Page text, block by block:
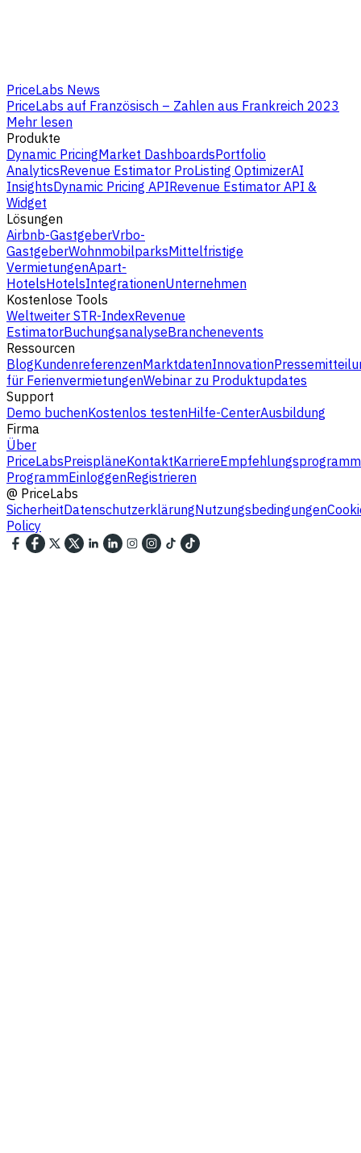
PriceLabs News
PriceLabs auf Französisch – Zahlen aus Frankreich 2023
Mehr lesen
Produkte
Dynamic PricingMarket DashboardsPortfolio
AnalyticsRevenue Estimator ProListing OptimizerAI
InsightsDynamic Pricing APIRevenue Estimator API &
Widget
Lösungen
Airbnb-GastgeberVrbo-
GastgeberWohnmobilparksMittelfristige
VermietungenApart-
HotelsHotelsIntegrationenUnternehmen
Kostenlose Tools
Weltweiter STR-IndexRevenue
EstimatorBuchungsanalyseBranchenevents
Ressourcen
BlogKundenreferenzenMarktdatenInnovation
für FerienvermietungenWebinar zu Produktupdates
Support
Demo buchenKostenlos testenHilfe-CenterAusbildung
Firma
Über
PriceLabsPreispläneKontaktKarriereEmpfehlungsprogramm
ProgrammEinloggenRegistrieren
@ PriceLabs
SicherheitDatenschutzerklärungNutzungsbedingungen
Policy